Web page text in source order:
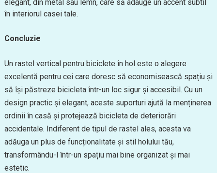
elegant, din metal sau lemn, care să adauge un accent subtil
în interiorul casei tale.
Concluzie
Un rastel vertical pentru biciclete în hol este o alegere
excelentă pentru cei care doresc să economisească spațiu și
să își păstreze bicicleta într-un loc sigur și accesibil. Cu un
design practic și elegant, aceste suporturi ajută la menținerea
ordinii în casă și protejează bicicleta de deteriorări
accidentale. Indiferent de tipul de rastel ales, acesta va
adăuga un plus de funcționalitate și stil holului tău,
transformându-l într-un spațiu mai bine organizat și mai
estetic.